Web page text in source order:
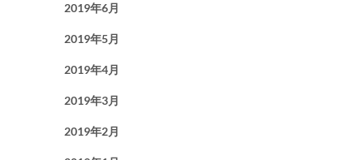
2019年6月
2019年5月
2019年4月
2019年3月
2019年2月